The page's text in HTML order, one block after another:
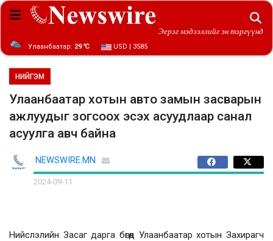
Эерэг мэдээллийг эн тэргүүнд
Улаанбаатар: 29 ℃ USD | 3585
НИЙГЭМ
Улаанбаатар хотын авто замын засварын
ажлуудыг зогсоох эсэх асуудлаар санал
асуулга авч байна
NEWSWIRE.MN
2024-09-11
Нийслэлийн Засаг дарга бөгөөд Улаанбаатар хотын Захирагч